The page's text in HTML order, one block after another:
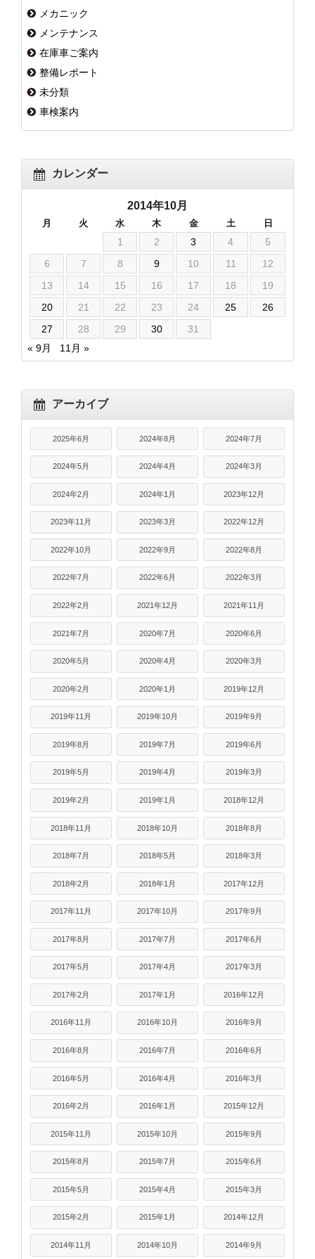
メカニック
メンテナンス
在庫車ご案内
整備レポート
未分類
車検案内
カレンダー
2014年10月
月 火 水 木 金 土 日
1 2 3 4
5
6
7 8 9 10 11
12
13
14 15 16 17 18
19
20
21 22 23 24 25
26
27
28 29 30
31
« 9月
11月 »
アーカイブ
2025年6月 2024年8月 2024年7月
2024年5月 2024年4月 2024年3月
2024年2月 2024年1月 2023年12月
2023年11月 2023年3月 2022年12月
2022年10月 2022年9月 2022年8月
2022年7月 2022年6月 2022年3月
2022年2月 2021年12月 2021年11月
2021年7月 2020年7月 2020年6月
2020年5月 2020年4月 2020年3月
2020年2月 2020年1月 2019年12月
2019年11月 2019年10月 2019年9月
2019年8月 2019年7月 2019年6月
2019年5月 2019年4月 2019年3月
2019年2月 2019年1月 2018年12月
2018年11月 2018年10月 2018年8月
2018年7月 2018年5月 2018年3月
2018年2月 2018年1月 2017年12月
2017年11月 2017年10月 2017年9月
2017年8月 2017年7月 2017年6月
2017年5月 2017年4月 2017年3月
2017年2月 2017年1月 2016年12月
2016年11月 2016年10月 2016年9月
2016年8月 2016年7月 2016年6月
2016年5月 2016年4月 2016年3月
2016年2月 2016年1月 2015年12月
2015年11月 2015年10月 2015年9月
2015年8月 2015年7月 2015年6月
2015年5月 2015年4月 2015年3月
2015年2月 2015年1月 2014年12月
2014年11月 2014年10月 2014年9月